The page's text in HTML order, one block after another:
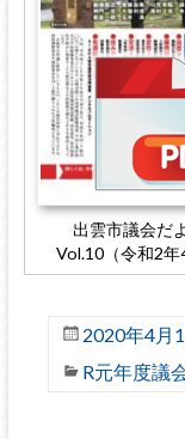
出雲市議会だ
Vol.10（令和2年
2020年4月
R元年度議